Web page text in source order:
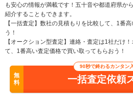
も安心の情報が満載です！五十音や都道府県か
紹介することもできます。
【一括査定】数社の見積もりを比較して、1番
う！
【オークション型査定】連絡・査定は1社だけ
て、1番高い査定価格で買い取ってもらおう！
無
料
90秒で終わるカンタン
一括査定依頼